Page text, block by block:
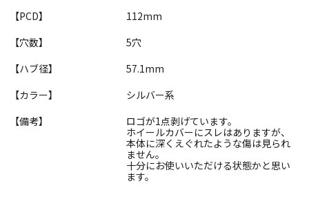
【PCD】
112mm
【穴数】
5穴
【ハブ径】
57.1mm
【カラー】
シルバー系
【備考】
ロゴが1点剥げています。
ホイールカバーにスレはありますが、
本体に深くえぐれたような傷は見られ
ません。
十分にお使いいただける状態かと思い
ます。